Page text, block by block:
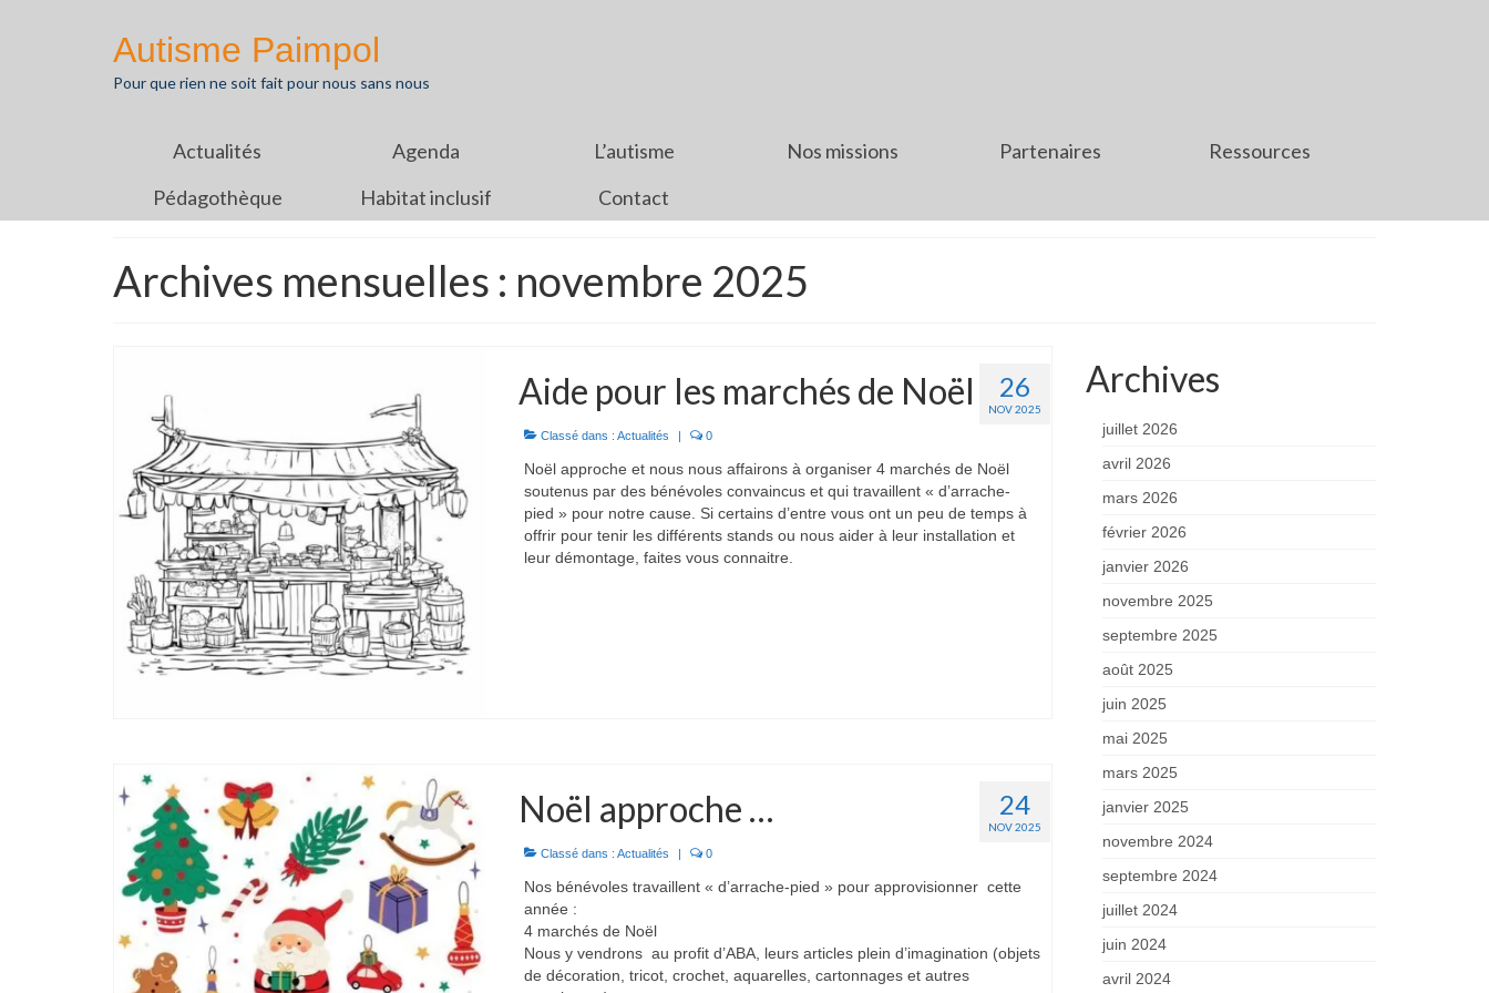
Autisme Paimpol
Pour que rien ne soit fait pour nous sans nous
Actualités Agenda L’autisme Nos missions Partenaires
Ressources
Pédagothèque
Habitat inclusif Contact
Archives mensuelles : novembre 2025
26
NOV 2025
Aide pour les marchés de Noël
Classé dans : Actualités | 0
Noël approche et nous nous affairons à organiser 4 marchés de Noël
soutenus par des bénévoles convaincus et qui travaillent « d’arrache-
pied » pour notre cause. Si certains d’entre vous ont un peu de temps à
offrir pour tenir les différents stands ou nous aider à leur installation et
leur démontage, faites vous connaitre.
24
NOV 2025
Noël approche …
Classé dans : Actualités | 0
Nos bénévoles travaillent « d’arrache-pied » pour approvisionner cette
année :
4 marchés de Noël
Nous y vendrons au profit d’ABA, leurs articles plein d’imagination (objets
de décoration, tricot, crochet, aquarelles, cartonnages et autres
Archives
juillet 2026
avril 2026
mars 2026
février 2026
janvier 2026
novembre 2025
septembre 2025
août 2025
juin 2025
mai 2025
mars 2025
janvier 2025
novembre 2024
septembre 2024
juillet 2024
juin 2024
avril 2024